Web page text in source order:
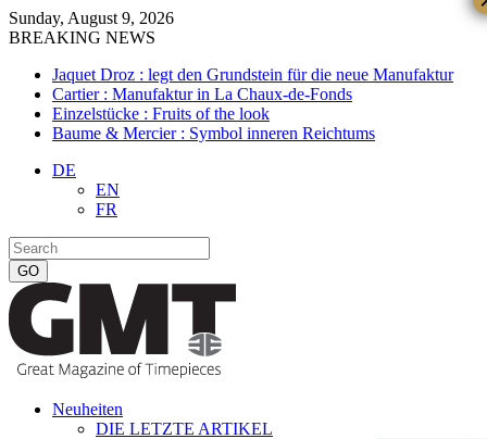
Sunday, August 9, 2026
BREAKING NEWS
Jaquet Droz : legt den Grundstein für die neue Manufaktur
Cartier : Manufaktur in La Chaux-de-Fonds
Einzelstücke : Fruits of the look
Baume & Mercier : Symbol inneren Reichtums
DE
EN
FR
Neuheiten
DIE LETZTE ARTIKEL